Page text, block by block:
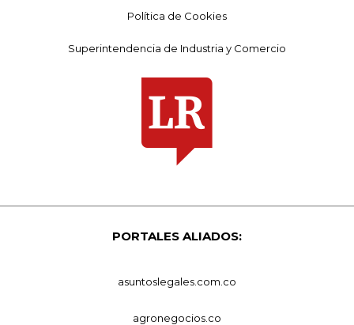
Política de Cookies
Superintendencia de Industria y Comercio
PORTALES ALIADOS:
asuntoslegales.com.co
agronegocios.co